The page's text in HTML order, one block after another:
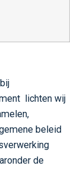
lichten wij
beleid
de